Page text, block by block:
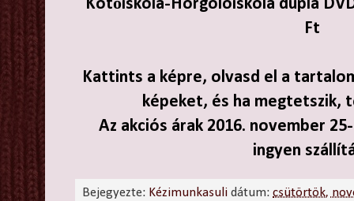
Kötőiskola-Horgolóiskola dupla
Ft
Kattints a képre, olvasd el a
képeket, és ha megtetszik,
Az akciós árak 2016. november
ingyen
Bejegyezte: Kézimunkasuli dátum:csütörtök,